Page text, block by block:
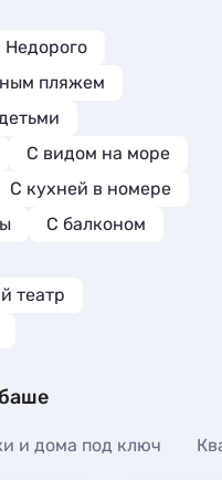
Недорого
пляжем
С видом на море
C кухней в номере
С балконом
театр
и дома под ключ